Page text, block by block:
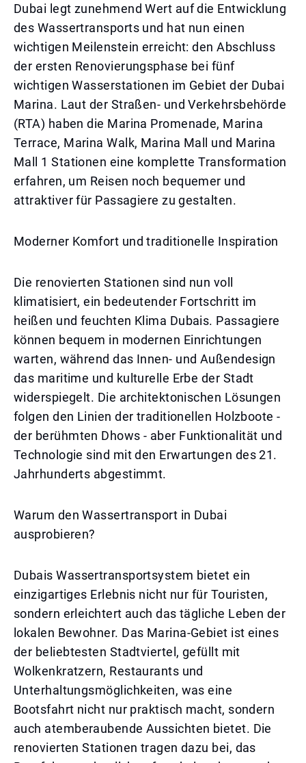
Dubai legt zunehmend Wert auf die Entwicklung
des Wassertransports und hat nun einen
wichtigen Meilenstein erreicht: den Abschluss
der ersten Renovierungsphase bei fünf
wichtigen Wasserstationen im Gebiet der Dubai
Marina. Laut der Straßen- und Verkehrsbehörde
(RTA) haben die Marina Promenade, Marina
Terrace, Marina Walk, Marina Mall und Marina
Mall 1 Stationen eine komplette Transformation
erfahren, um Reisen noch bequemer und
attraktiver für Passagiere zu gestalten.
Moderner Komfort und traditionelle Inspiration
Die renovierten Stationen sind nun voll
klimatisiert, ein bedeutender Fortschritt im
heißen und feuchten Klima Dubais. Passagiere
können bequem in modernen Einrichtungen
warten, während das Innen- und Außendesign
das maritime und kulturelle Erbe der Stadt
widerspiegelt. Die architektonischen Lösungen
folgen den Linien der traditionellen Holzboote -
der berühmten Dhows - aber Funktionalität und
Technologie sind mit den Erwartungen des 21.
Jahrhunderts abgestimmt.
Warum den Wassertransport in Dubai
ausprobieren?
Dubais Wassertransportsystem bietet ein
einzigartiges Erlebnis nicht nur für Touristen,
sondern erleichtert auch das tägliche Leben der
lokalen Bewohner. Das Marina-Gebiet ist eines
der beliebtesten Stadtviertel, gefüllt mit
Wolkenkratzern, Restaurants und
Unterhaltungsmöglichkeiten, was eine
Bootsfahrt nicht nur praktisch macht, sondern
auch atemberaubende Aussichten bietet. Die
renovierten Stationen tragen dazu bei, das